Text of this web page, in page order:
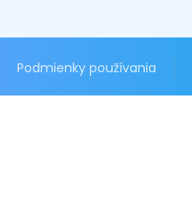
Podmienky používania